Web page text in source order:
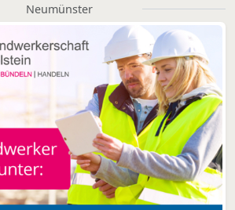
Neumünster